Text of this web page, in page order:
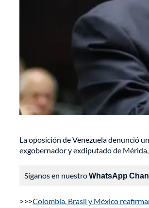
La oposición de Venezuela denunció
exgobernador y exdiputado de
Síganos en nuestroWhatsApp
>>>Colombia, Brasil y México